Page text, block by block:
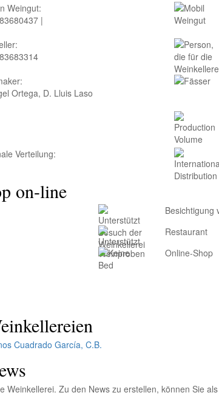
Weingut:
|
Ortega, D. Lluis Laso
Verteilung:
on-line
Besichtigung
Restaurant
Online-Shop
Cuadrado García, C.B.
Weinkellerei. Zu den News zu erstellen, können Sie